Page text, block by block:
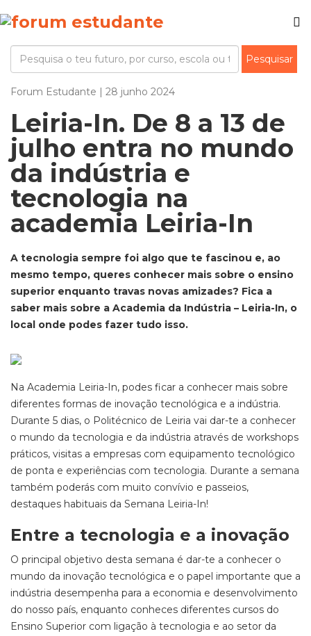
Forum Estudante | 28 junho 2024
Leiria-In. De 8 a 13 de
julho entra no mundo
da indústria e
tecnologia na
academia Leiria-In
A tecnologia sempre foi algo que te fascinou e, ao
mesmo tempo, queres conhecer mais sobre o ensino
superior enquanto travas novas amizades? Fica a
saber mais sobre a Academia da Indústria – Leiria-In, o
local onde podes fazer tudo isso.
Na Academia Leiria-In, podes ficar a conhecer mais sobre
diferentes formas de inovação tecnológica e a indústria.
Durante 5 dias, o Politécnico de Leiria vai dar-te a conhecer
o mundo da tecnologia e da indústria através de workshops
práticos, visitas a empresas com equipamento tecnológico
de ponta e experiências com tecnologia. Durante a semana
também poderás com muito convívio e passeios,
destaques habituais da Semana Leiria-In!
Entre a tecnologia e a inovação
O principal objetivo desta semana é dar-te a conhecer o
mundo da inovação tecnológica e o papel importante que a
indústria desempenha para a economia e desenvolvimento
do nosso país, enquanto conheces diferentes cursos do
Ensino Superior com ligação à tecnologia e ao setor da